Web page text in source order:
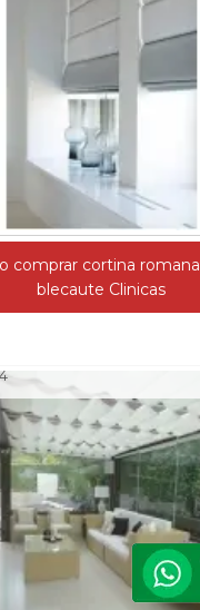
comprar cortina
blecaute Clinicas